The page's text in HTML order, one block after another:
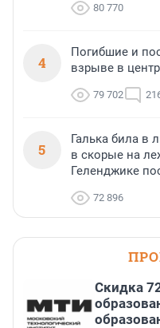
80 770
4
Погибшие и
взрыве в
79 702
5
Галька била в
в скорые на
Геленджике
72 896
Скидка